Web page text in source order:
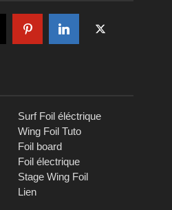
Surf Foil éléctrique
Wing Foil Tuto
Foil board
Foil électrique
Stage Wing Foil
Lien